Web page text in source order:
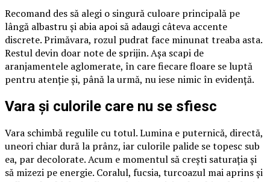
Recomand des să alegi o singură culoare principală pe
lângă albastru și abia apoi să adaugi câteva accente
discrete. Primăvara, rozul pudrat face minunat treaba asta.
Restul devin doar note de sprijin. Așa scapi de
aranjamentele aglomerate, în care fiecare floare se luptă
pentru atenție și, până la urmă, nu iese nimic în evidență.
Vara și culorile care nu se sfiesc
Vara schimbă regulile cu totul. Lumina e puternică, directă,
uneori chiar dură la prânz, iar culorile palide se topesc sub
ea, par decolorate. Acum e momentul să crești saturația și
să mizezi pe energie. Coralul, fucsia, turcoazul mai aprins și